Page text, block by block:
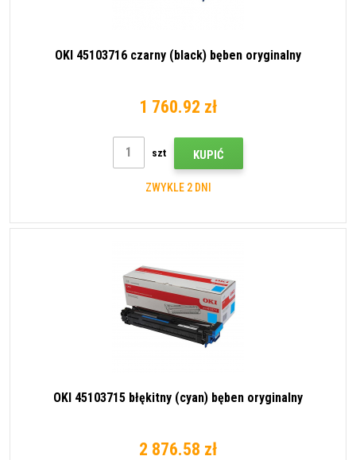
OKI 45103716 czarny (black) bęben oryginalny
1 760.92 zł
szt KUPIĆ
ZWYKLE 2 DNI
OKI 45103715 błękitny (cyan) bęben oryginalny
2 876.58 zł